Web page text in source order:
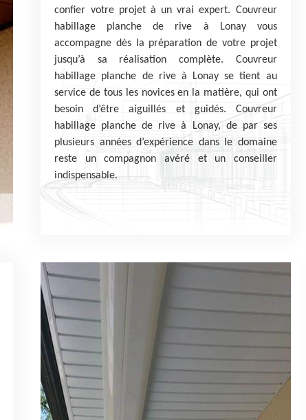
confier votre projet à un vrai expert. Couvreur
habillage planche de rive à Lonay vous
accompagne dès la préparation de votre projet
jusqu’à sa réalisation complète. Couvreur
habillage planche de rive à Lonay se tient au
service de tous les novices en la matière, qui ont
besoin d’être aiguillés et guidés. Couvreur
habillage planche de rive à Lonay, de par ses
plusieurs années d’expérience dans le domaine
reste un compagnon avéré et un conseiller
indispensable.